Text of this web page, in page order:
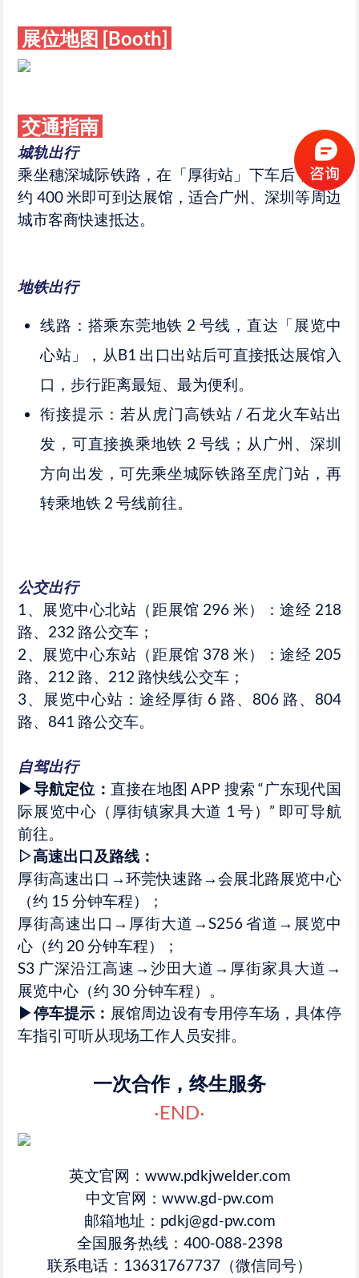
展位地图 [Booth]
交通指南
城轨出行
乘坐穗深城际铁路，在「厚街站」下车后，步行
约 400 米即可到达展馆，适合广州、深圳等周边
城市客商快速抵达。
地铁出行
线路：搭乘东莞地铁 2 号线，直达「展览中
心站」，从B1 出口出站后可直接抵达展馆入
口，步行距离最短、最为便利。
衔接提示：若从虎门高铁站 / 石龙火车站出
发，可直接换乘地铁 2 号线；从广州、深圳
方向出发，可先乘坐城际铁路至虎门站，再
转乘地铁 2 号线前往。
公交出行
1、展览中心北站（距展馆 296 米）：途经 218
路、232 路公交车；
2、展览中心东站（距展馆 378 米）：途经 205
路、212 路、212 路快线公交车；
3、展览中心站：途经厚街 6 路、806 路、804
路、841 路公交车。
自驾出行
▶导航定位： 直接在地图 APP 搜索 “广东现代国
际展览中心（厚街镇家具大道 1 号）” 即可导航
前往。
▷高速出口及路线：
厚街高速出口→环莞快速路→会展北路展览中心
（约 15 分钟车程）；
厚街高速出口→厚街大道→S256 省道→展览中
心（约 20 分钟车程）；
S3 广深沿江高速→沙田大道→厚街家具大道→
展览中心（约 30 分钟车程）。
▶停车提示： 展馆周边设有专用停车场，具体停
车指引可听从现场工作人员安排。
一次合作，终生服务
·END·
英文官网：www.pdkjwelder.com
中文官网：www.gd-pw.com
邮箱地址：pdkj@gd-pw.com
全国服务热线：400-088-2398
联系电话：13631767737（微信同号）